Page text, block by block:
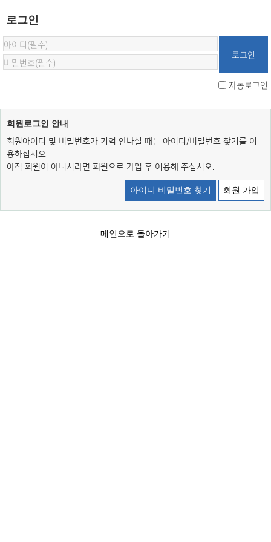
로그인
자동로그인
회원로그인 안내
회원아이디 및 비밀번호가 기억 안나실 때는 아이디/비밀번호 찾기를 이
용하십시오.
아직 회원이 아니시라면 회원으로 가입 후 이용해 주십시오.
아이디 비밀번호 찾기 회원 가입
메인으로 돌아가기